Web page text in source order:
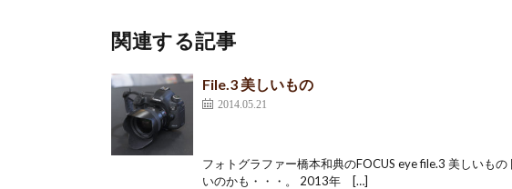
関連する記事
File.3 美しいもの
2014.05.21
フォトグラファー橋本和典のFOCUS eye file.3 美しいも
いのかも・・・。 2013年 […]